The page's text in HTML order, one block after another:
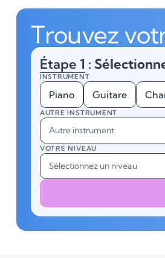
Trouvez
Étape 1 :
INSTRUMENT
Piano Guitare
AUTRE INSTRUMENT
Autre instrument
VOTRE NIVEAU
Sélectionnez un niveau